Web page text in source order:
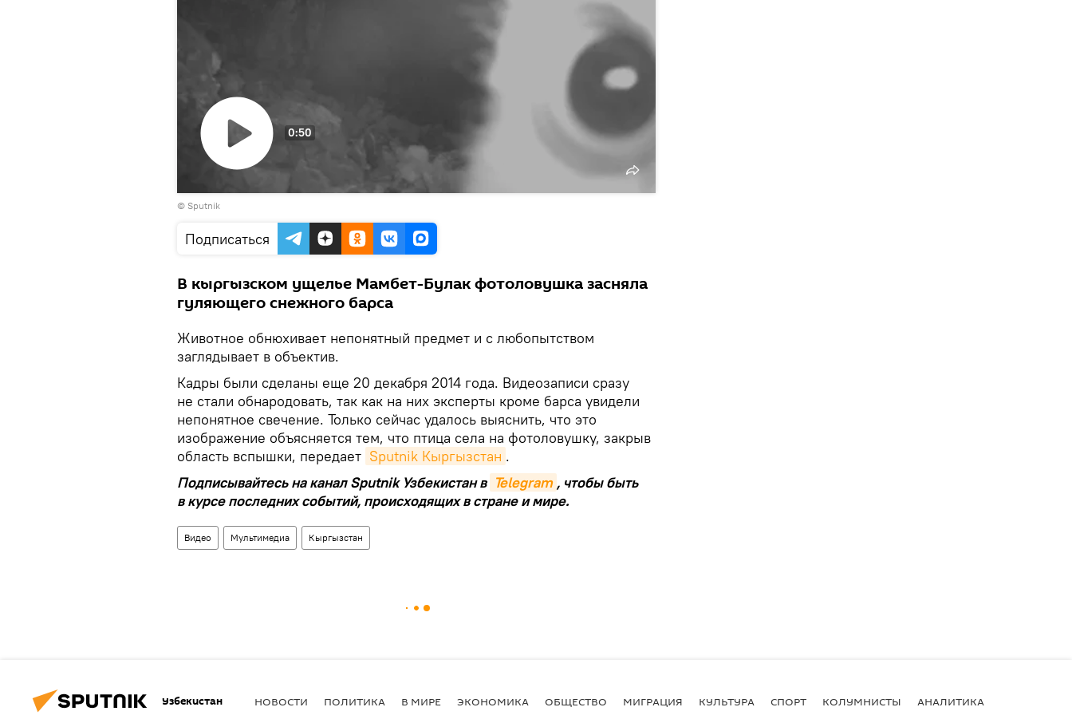
Воспроизвести
0:50
© Sputnik
Подписаться
В кыргызском ущелье Мамбет-Булак фотоловушка засняла
гуляющего снежного барса
Животное обнюхивает непонятный предмет и с любопытством
заглядывает в объектив.
Кадры были сделаны еще 20 декабря 2014 года. Видеозаписи сразу
не стали обнародовать, так как на них эксперты кроме барса увидели
непонятное свечение. Только сейчас удалось выяснить, что это
изображение объясняется тем, что птица села на фотоловушку, закрыв
область вспышки, передает Sputnik Кыргызстан .
Подписывайтесь на канал Sputnik Узбекистан в Telegram , чтобы быть
в курсе последних событий, происходящих в стране и мире.
Видео Мультимедиа Кыргызстан
Узбекистан НОВОСТИ ПОЛИТИКА В МИРЕ ЭКОНОМИКА ОБЩЕСТВО МИГРАЦИЯ КУЛЬТУРА СПОРТ КОЛУМНИСТЫ АНАЛИТИКА